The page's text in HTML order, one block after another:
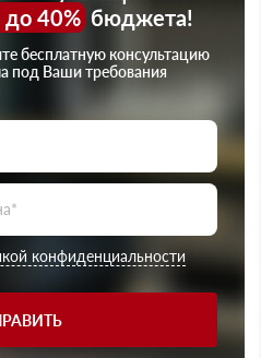
40%бюджета!
бесплатную консультацию
под Ваши требования
конфиденциальности